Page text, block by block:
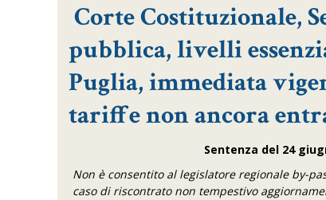
Corte Costituzionale,
pubblica, livelli
Puglia, immediata
tariffe non ancora
Sentenza del 24
Non è consentito al legislatore regionale by-
caso di riscontrato non tempestivo